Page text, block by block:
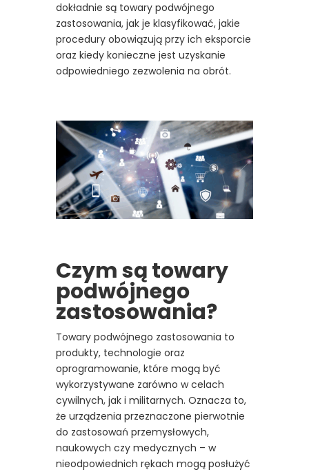
dokładnie są towary podwójnego
zastosowania, jak je klasyfikować, jakie
procedury obowiązują przy ich eksporcie
oraz kiedy konieczne jest uzyskanie
odpowiedniego zezwolenia na obrót.
Czym są towary
podwójnego
zastosowania?
Towary podwójnego zastosowania to
produkty, technologie oraz
oprogramowanie, które mogą być
wykorzystywane zarówno w celach
cywilnych, jak i militarnych. Oznacza to,
że urządzenia przeznaczone pierwotnie
do zastosowań przemysłowych,
naukowych czy medycznych – w
nieodpowiednich rękach mogą posłużyć